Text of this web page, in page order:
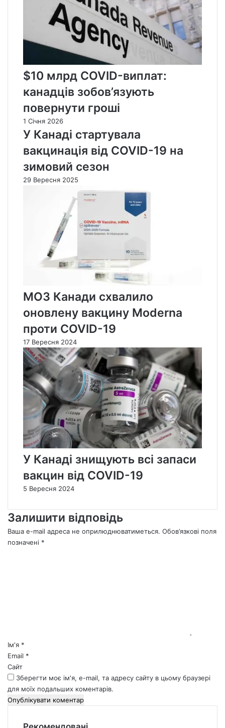
$10 млрд COVID-виплат:
канадців зобов’язують
повернути гроші
1 Січня 2026
У Канаді стартувала
вакцинація від COVID-19 на
зимовий сезон
29 Вересня 2025
МОЗ Канади схвалило
оновлену вакцину Moderna
проти COVID-19
17 Вересня 2024
У Канаді знищують всі запаси
вакцин від COVID-19
5 Вересня 2024
Залишити відповідь
Ваша e-mail адреса не оприлюднюватиметься. Обов’язкові поля
позначені *
*
Ім'я *
Email *
Сайт
Зберегти моє ім'я, e-mail, та адресу сайту в цьому браузері
для моїх подальших коментарів.